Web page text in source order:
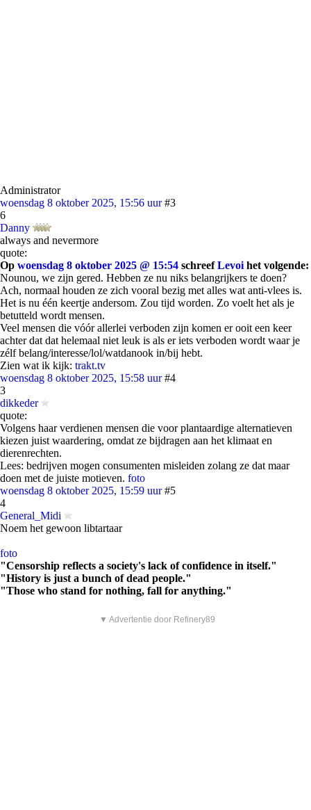
Administrator
woensdag 8 oktober 2025, 15:56 uur #3
6
Danny
always and nevermore
quote:
Op woensdag 8 oktober 2025 @ 15:54 schreefLevoi het volgende:
Nounou, we zijn gered. Hebben ze nu niks belangrijkers te doen?
Ach, normaal houden ze zich vooral bezig met alles wat anti-vlees is.
Het is nu één keertje andersom. Zou tijd worden. Zo voelt het als je
betutteld wordt mensen.
Veel mensen die vóór allerlei verboden zijn komen er ooit een keer
achter dat dat helemaal niet leuk is als er iets verboden wordt waar je
zélf belang/interesse/lol/watdanook in/bij hebt.
Zien wat ik kijk: trakt.tv
woensdag 8 oktober 2025, 15:58 uur #4
3
dikkeder
quote:
Volgens haar verdienen mensen die voor plantaardige alternatieven
kiezen juist waardering, omdat ze bijdragen aan het klimaat en
dierenrechten.
Lees: bedrijven mogen consumenten misleiden zolang ze dat maar
doen met de juiste motieven. foto
woensdag 8 oktober 2025, 15:59 uur #5
4
General_Midi
Noem het gewoon libtartaar
foto
"Censorship reflects a society's lack of confidence in itself."
"History is just a bunch of dead people."
"Those who stand for nothing, fall for anything."
▼ Advertentie door Refinery89